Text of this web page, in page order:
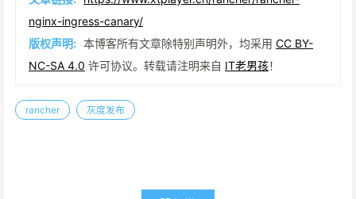
nginx-ingress-canary/
版权声明: 本博客所有文章除特别声明外，均采用 CC BY-
NC-SA 4.0 许可协议。转载请注明来自 IT老男孩！
rancher 灰度发布